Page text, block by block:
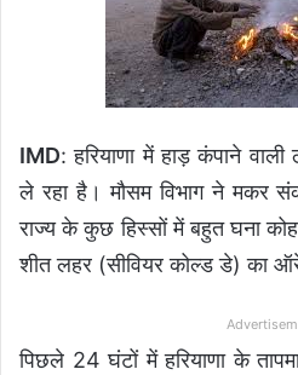
IMD: हरियाणा में हाड़ कंपाने
ले रहा है। मौसम विभाग ने मकर
राज्य के कुछ हिस्सों में बहुत घना
शीत लहर (सीवियर कोल्ड डे) का
पिछले 24 घंटों में हरियाणा के